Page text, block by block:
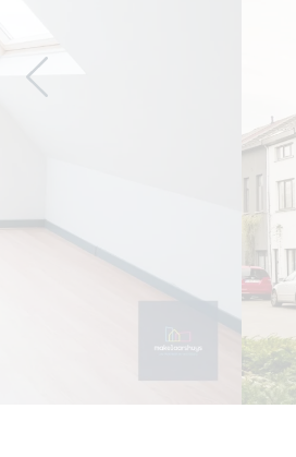
Previous